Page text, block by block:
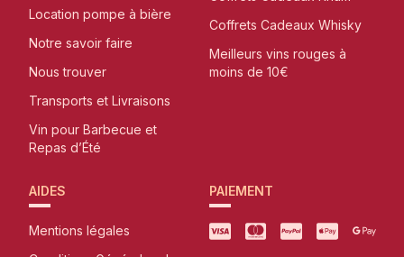
Location pompe à bière
Notre savoir faire
Nous trouver
Transports et Livraisons
Vin pour Barbecue et
Repas d’Été
Coffrets Cadeaux Whisky
Meilleurs vins rouges à
moins de 10€
AIDES
Mentions légales
PAIEMENT